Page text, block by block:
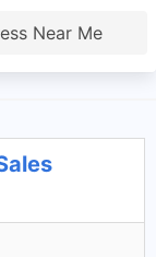
Near Me